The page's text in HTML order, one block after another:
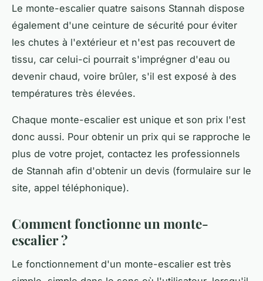
Le monte-escalier quatre saisons Stannah dispose
également d'une ceinture de sécurité pour éviter
les chutes à l'extérieur et n'est pas recouvert de
tissu, car celui-ci pourrait s'imprégner d'eau ou
devenir chaud, voire brûler, s'il est exposé à des
températures très élevées.
Chaque monte-escalier est unique et son prix l'est
donc aussi. Pour obtenir un prix qui se rapproche le
plus de votre projet, contactez les professionnels
de Stannah afin d'obtenir un devis (formulaire sur le
site, appel téléphonique).
Comment fonctionne un monte-
escalier ?
Le fonctionnement d'un monte-escalier est très